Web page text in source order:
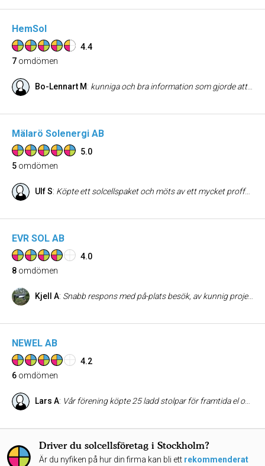
HemSol
4.4
7 omdömen
Bo-Lennart M: kunniga och bra information som gjorde att vi valde en bra leverantör för vår solenergi
Mälarö Solenergi AB
5.0
5 omdömen
Ulf S: Köpte ett solcellspaket och möts av ett mycket proffsigt utförande och kommunikation. Tack!
EVR SOL AB
4.0
8 omdömen
Kjell A: Snabb respons med på-plats besök, av kunnig projektledare/säljare, mycket väldokumented offert och konkurensmässigt pris. Snabbt och korrekt genomförande från byggteam med allt från rivning av gammalt tak, nytt tätskikt, läkt, pannor och hängrännor till avetablering, städning och bortforsling. Vi ger EVRbygg våra bästa rekommendationer.
NEWEL AB
4.2
6 omdömen
Lars A: Vår förening köpte 25 ladd stolpar för framtida el och ladd hybrid uttag Ni utförde installationen på ett bra och snabbt sätt Kontaktar man er får man en bra återkoppling i vissa frågor Vår förening har dock en del tekniska problem genom Charge Amps som måste justeras/åtgärdas för en mer 100% procentig funktionell laddnings åtkomst
Driver du solcellsföretag i Stockholm?
Är du nyfiken på hur din firma kan bli ett rekommenderat